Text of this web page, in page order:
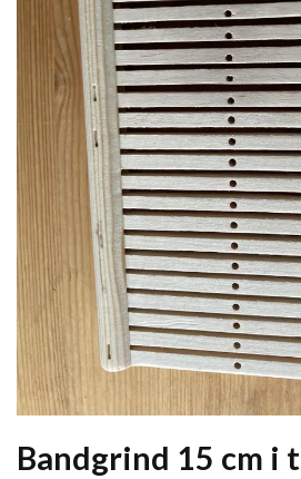
Bandgrind 15 cm